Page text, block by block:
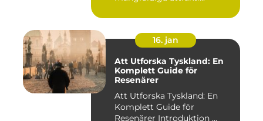
16. jan
Att Utforska Tyskland: En
Komplett Guide för
Resenärer
Att Utforska Tyskland: En
Komplett Guide för
Resenärer Introduktion ...